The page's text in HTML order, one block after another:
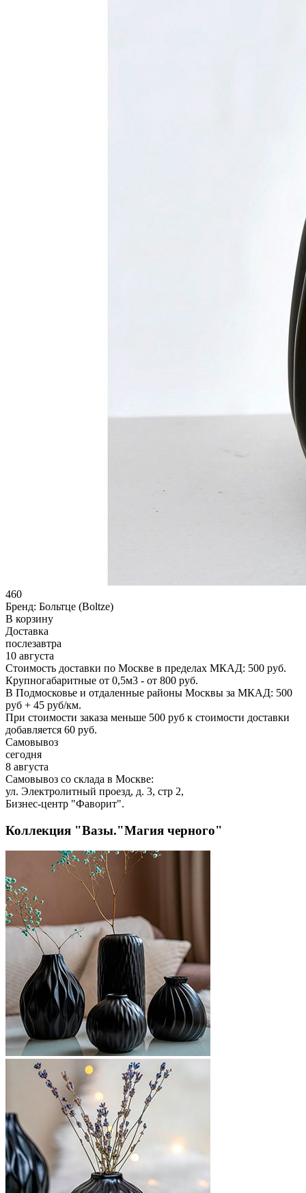
460
Бренд: Больтце (Boltze)
В корзину
Доставка
послезавтра
10 августа
Стоимость доставки по Москве в пределах МКАД: 500 руб.
Крупногабаритные от 0,5м3 - от 800 руб.
В Подмосковье и отдаленные районы Москвы за МКАД: 500
руб + 45 руб/км.
При стоимости заказа меньше 500 руб к стоимости доставки
добавляется 60 руб.
Самовывоз
сегодня
8 августа
Самовывоз со склада в Москве:
ул. Электролитный проезд, д. 3, стр 2,
Бизнес-центр "Фаворит".
Коллекция "Вазы."Магия черного"